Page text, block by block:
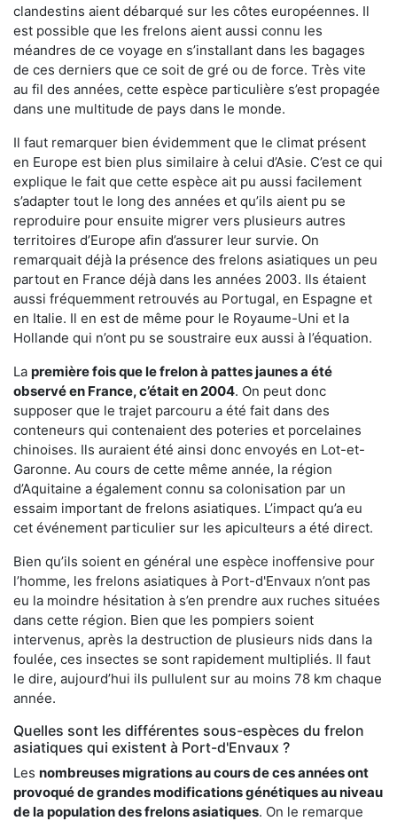
clandestins aient débarqué sur les côtes européennes. Il
est possible que les frelons aient aussi connu les
méandres de ce voyage en s’installant dans les bagages
de ces derniers que ce soit de gré ou de force. Très vite
au fil des années, cette espèce particulière s’est propagée
dans une multitude de pays dans le monde.
Il faut remarquer bien évidemment que le climat présent
en Europe est bien plus similaire à celui d’Asie. C’est ce qui
explique le fait que cette espèce ait pu aussi facilement
s’adapter tout le long des années et qu’ils aient pu se
reproduire pour ensuite migrer vers plusieurs autres
territoires d’Europe afin d’assurer leur survie. On
remarquait déjà la présence des frelons asiatiques un peu
partout en France déjà dans les années 2003. Ils étaient
aussi fréquemment retrouvés au Portugal, en Espagne et
en Italie. Il en est de même pour le Royaume-Uni et la
Hollande qui n’ont pu se soustraire eux aussi à l’équation.
La première fois que le frelon à pattes jaunes a été
observé en France, c’était en 2004. On peut donc
supposer que le trajet parcouru a été fait dans des
conteneurs qui contenaient des poteries et porcelaines
chinoises. Ils auraient été ainsi donc envoyés en Lot-et-
Garonne. Au cours de cette même année, la région
d’Aquitaine a également connu sa colonisation par un
essaim important de frelons asiatiques. L’impact qu’a eu
cet événement particulier sur les apiculteurs a été direct.
Bien qu’ils soient en général une espèce inoffensive pour
l’homme, les frelons asiatiques à Port-d'Envaux n’ont pas
eu la moindre hésitation à s’en prendre aux ruches situées
dans cette région. Bien que les pompiers soient
intervenus, après la destruction de plusieurs nids dans la
foulée, ces insectes se sont rapidement multipliés. Il faut
le dire, aujourd’hui ils pullulent sur au moins 78 km chaque
année.
Quelles sont les différentes sous-espèces du frelon
asiatiques qui existent à Port-d'Envaux ?
Les nombreuses migrations au cours de ces années ont
provoqué de grandes modifications génétiques au niveau
de la population des frelons asiatiques. On le remarque